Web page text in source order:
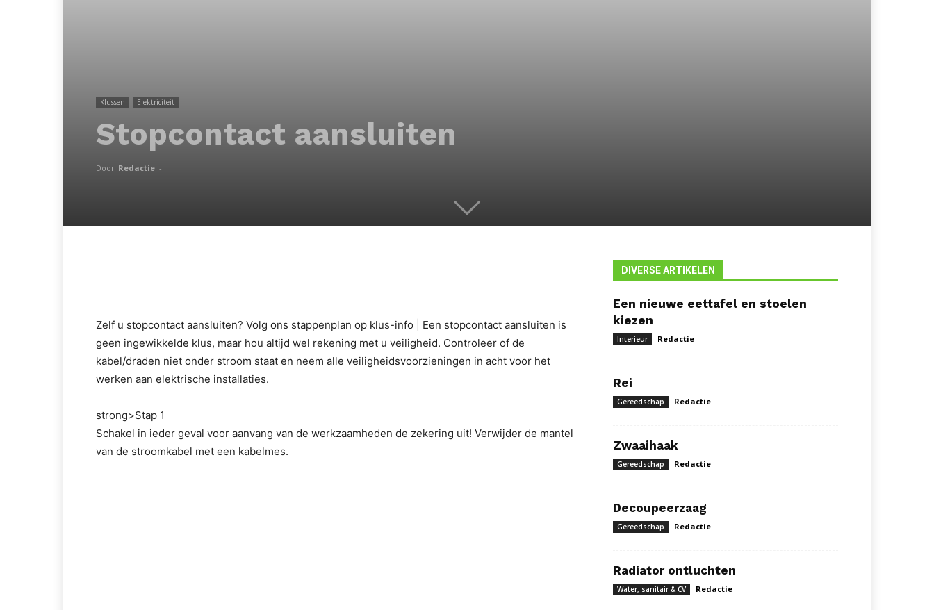
Klussen Elektriciteit
Stopcontact aansluiten
Door Redactie -
Zelf u stopcontact aansluiten? Volg ons stappenplan op klus-info | Een stopcontact aansluiten is
geen ingewikkelde klus, maar hou altijd wel rekening met u veiligheid. Controleer of de
kabel/draden niet onder stroom staat en neem alle veiligheidsvoorzieningen in acht voor het
werken aan elektrische installaties.
strong>Stap 1
Schakel in ieder geval voor aanvang van de werkzaamheden de zekering uit! Verwijder de mantel
van de stroomkabel met een kabelmes.
DIVERSE ARTIKELEN
Een nieuwe eettafel en stoelen
kiezen
Interieur Redactie
Rei
Gereedschap Redactie
Zwaaihaak
Gereedschap Redactie
Decoupeerzaag
Gereedschap Redactie
Radiator ontluchten
Water, sanitair & CV Redactie